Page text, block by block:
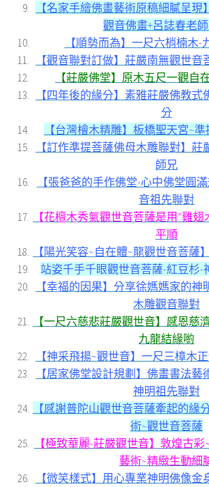
【名家手繪佛畫藝術原稿細膩呈現
觀音佛畫+呂誌春老
【順勢而為】一尺六梢楠木-
【觀音聯對訂做】莊嚴南無觀世音
【莊嚴佛堂】原木五尺一觀自
【四年後的緣分】素雅莊嚴佛教
分
【台灣檜木精雕】板橋聖天宮~
【訂作準提菩薩佛母木雕聯對】
師兄
【張爸爸的手作佛堂-心中佛堂圓
音祖先聯對
【花檀木秀氣觀世音菩薩是用”雞
平順
【陽光笑容~自在體~龍觀世音菩薩
站姿千手千眼觀世音菩薩-紅豆杉-
【幸福的因果】分享徐媽媽家的神
木雕觀音聯對
【一尺六慈悲莊嚴觀世音】感恩慈
九龍結緣喲
【神采飛揚~觀世音】一尺三樟木
【居家佛堂設計規劃】佛畫書法
神明祖先聯對
【感謝普陀山觀世音菩薩牽起的緣
術~觀世音菩薩
【極致華麗-莊嚴觀世音】敦煌古
藝術~精緻生動細
【微笑樣式】用心專業神明佛像